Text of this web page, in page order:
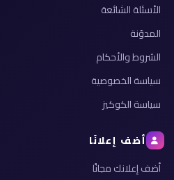
الأسئلة الشائعة
المدوّنة
الشروط والأحكام
سياسة الخصوصية
سياسة الكوكيز
أضف إعلانًا
أضف إعلانك مجانًا